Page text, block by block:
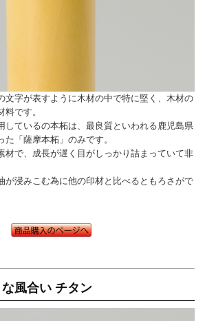
文字が表すように木材の中で特に堅く、木材の
です。
しているの本柘は、最良質といわれる鹿児島県
「薩摩本柘」のみです。
材で、成長が遅く目がしっかり詰まっていて非
が浸みこむ為に他の印材と比べるともろさがで
風合い チタン